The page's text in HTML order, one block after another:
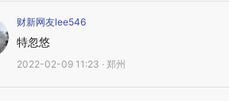
财新网友lee546
特忽悠
2022-02-09 11:23 · 郑州